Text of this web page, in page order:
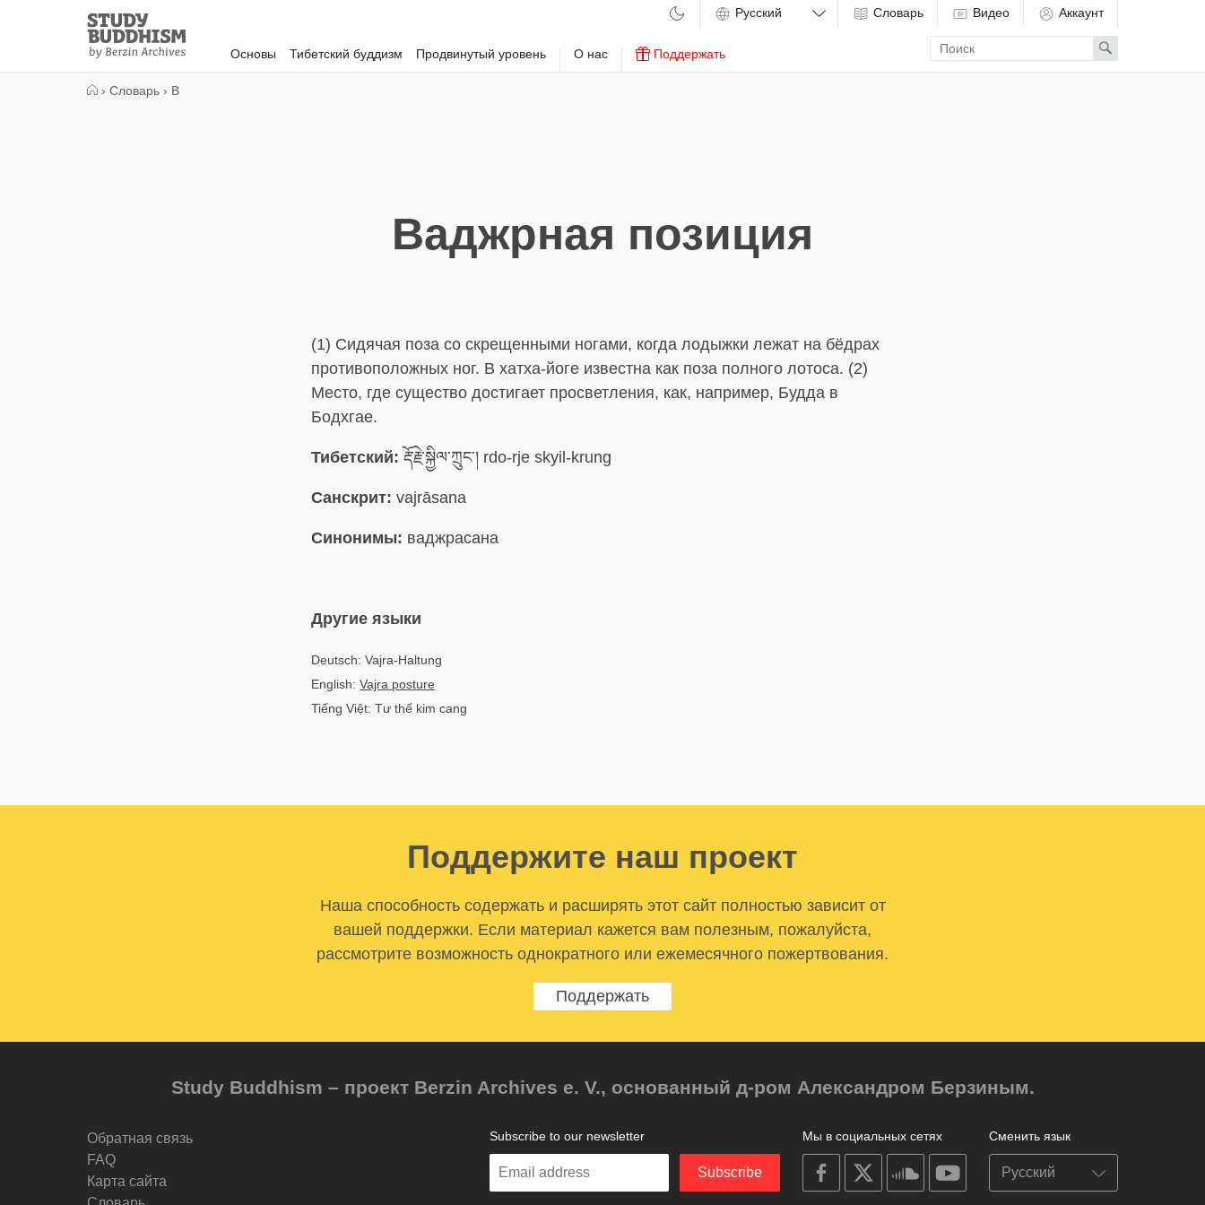
Study
Buddhism
Home
Основы Тибетский буддизм Продвинутый уровень О нас Поддержать
Словарь Видео Аккаунт
Enter
search
term
Search
› Словарь › В
Ваджрная позиция
(1) Сидячая поза со скрещенными ногами, когда лодыжки лежат на бёдрах
противоположных ног. В хатха-йоге известна как поза полного лотоса. (2)
Место, где существо достигает просветления, как, например, Будда в
Бодхгае.
Тибетский: རྡོ་རྗེ་སྐྱིལ་ཀྲུང་། rdo-rje skyil-krung
Санскрит: vajrāsana
Синонимы: ваджрасана
Другие языки
Deutsch: Vajra-Haltung
English: Vajra posture
Tiếng Việt: Tư thế kim cang
Поддержите наш проект
Наша способность содержать и расширять этот сайт полностью зависит от
вашей поддержки. Если материал кажется вам полезным, пожалуйста,
рассмотрите возможность однократного или ежемесячного пожертвования.
Поддержать
Study Buddhism – проект Berzin Archives e. V., основанный д-ром Александром Берзиным.
Обратная связь
FAQ
Карта сайта
Сменить язык
Мы в социальных сетях
on
facebook
on
on
soundcloudyoutube
Subscribe to our newsletter
Enter
Subscribe